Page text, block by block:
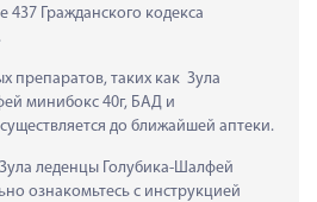
437 Гражданского кодекса
препаратов, таких как  Зула
минибокс 40г, БАД и
до ближайшей аптеки.
леденцы Голубика-Шалфей
ознакомьтесь с инструкцией